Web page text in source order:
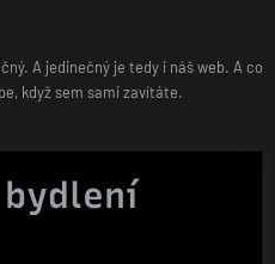
A jedinečný je tedy i náš web. A co
když sem sami zavítáte.